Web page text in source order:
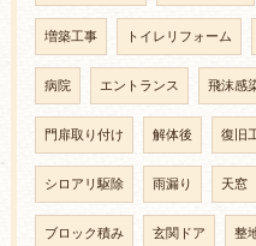
増築工事 トイレリフォーム
病院 エントランス 飛沫感
門扉取り付け 解体後 復旧
シロアリ駆除 雨漏り 天窓
ブロック積み 玄関ドア 整